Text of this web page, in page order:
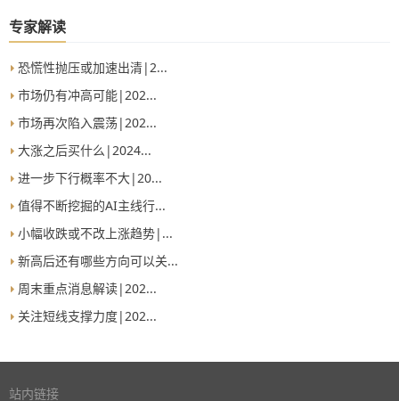
专家解读
恐慌性抛压或加速出清|2...
市场仍有冲高可能|202...
市场再次陷入震荡|202...
大涨之后买什么|2024...
进一步下行概率不大|20...
值得不断挖掘的AI主线行...
小幅收跌或不改上涨趋势|...
新高后还有哪些方向可以关...
周末重点消息解读|202...
关注短线支撑力度|202...
站内链接